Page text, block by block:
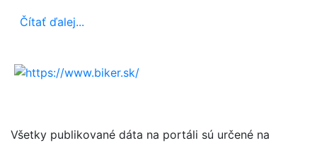
Čítať ďalej...
Všetky publikované dáta na portáli sú určené na